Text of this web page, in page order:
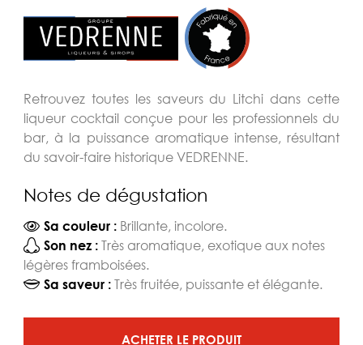
Retrouvez toutes les saveurs du Litchi dans cette
liqueur cocktail conçue pour les professionnels du
bar, à la puissance aromatique intense, résultant
du savoir-faire historique VEDRENNE.
Notes de dégustation
Sa couleur : Brillante, incolore.
Son nez : Très aromatique, exotique aux notes
légères framboisées.
Sa saveur : Très fruitée, puissante et élégante.
ACHETER LE PRODUIT